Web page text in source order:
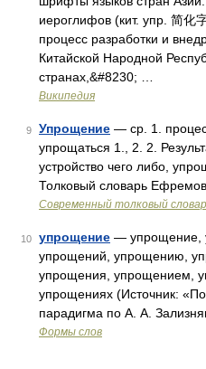
иероглифов (кит. упр. 简化
процесс разработки и
Китайской Народной
странах,&#8230; …
Википедия
9 Упрощение — ср. 1.
упрощаться 1., 2. 2.
устройство чего либо,
Толковый словарь
Современный толковый
10 упрощение — упрощение,
упрощений, упрощению,
упрощения, упрощением,
упрощениях (Источник:
парадигма по А. А.
Формы слов